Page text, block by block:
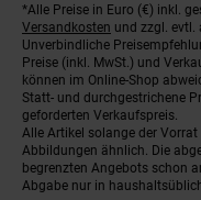
Fußnoten
*Alle Preise in Euro (€) inkl.
Versandkosten und zzgl. evtl.
Unverbindliche
Preise (inkl. MwSt.) und
können im Online-Shop
Statt- und durchgestrichene
geforderten Verkaufspreis.
Alle Artikel solange der
Abbildungen ähnlich. Die
begrenzten Angebots schon
Abgabe nur in